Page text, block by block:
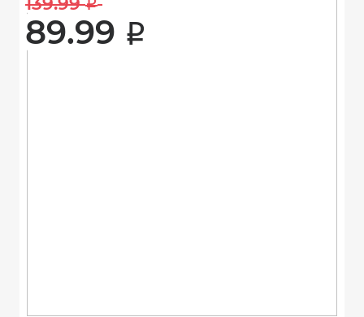
i
89.99 i